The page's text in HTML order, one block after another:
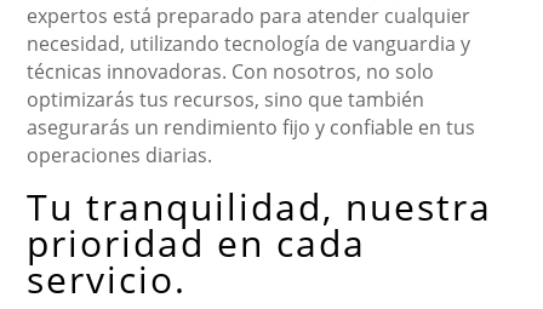
expertos está preparado para atender cualquier
necesidad, utilizando tecnología de vanguardia y
técnicas innovadoras. Con nosotros, no solo
optimizarás tus recursos, sino que también
asegurarás un rendimiento fijo y confiable en tus
operaciones diarias.
Tu tranquilidad, nuestra
prioridad en cada
servicio.